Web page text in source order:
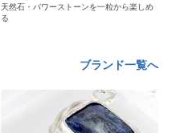
天然石・パワーストーンを一粒から楽しめ
る
ブランド一覧へ